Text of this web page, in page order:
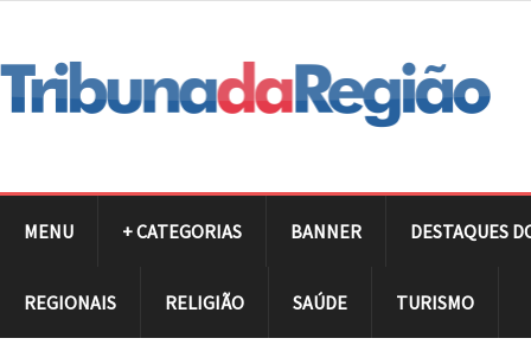
MENU + CATEGORIAS BANNER DESTAQUES
REGIONAIS RELIGIÃO SAÚDE TURISMO